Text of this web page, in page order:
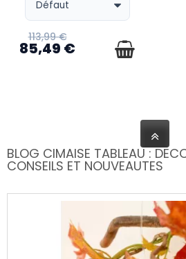
113,99 €
85,49 €
BLOG CIMAISE TABLEAU :
CONSEILS ET NOUVEAUTES